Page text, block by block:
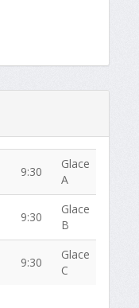
9:30
Glace
A
9:30
Glace
B
9:30
Glace
C